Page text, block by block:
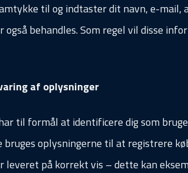
til og indtaster dit navn, e-
også behandles. Som regel vil disse
af oplysninger
til formål at identificere dig som
bruges oplysningerne til at registrere
leveret på korrekt vis – dette kan